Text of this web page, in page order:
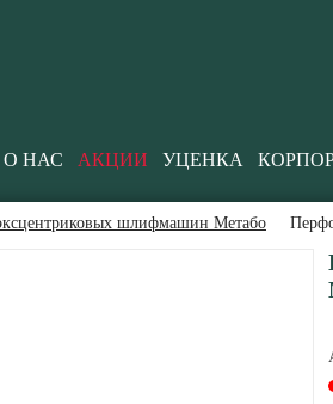
О НАС АКЦИИ УЦЕНКА
шлифмашин Метабо